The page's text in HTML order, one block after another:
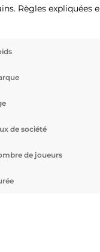
Règles expliquées
de société
de joueurs